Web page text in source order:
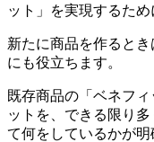
ット」を実現するた
新たに商品を作ると
にも役立ちます。
既存商品の「ベネフ
ットを、できる限り
て何をしているかが明